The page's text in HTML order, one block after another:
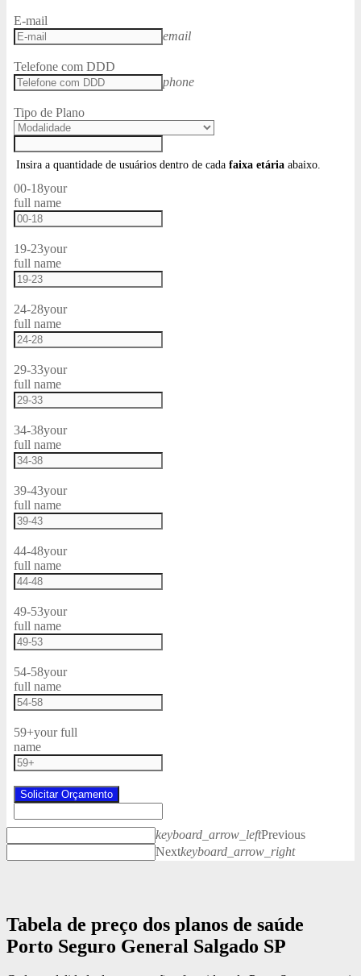
E-mail
email
Telefone com DDD
phone
Tipo de Plano
Insira a quantidade de usuários dentro de cada faixa etária abaixo.
00-18your
full name
19-23your
full name
24-28your
full name
29-33your
full name
34-38your
full name
39-43your
full name
44-48your
full name
49-53your
full name
54-58your
full name
59+your full
name
Solicitar Orçamento
keyboard_arrow_leftPrevious
Nextkeyboard_arrow_right
Tabela de preço dos planos de saúde
Porto Seguro General Salgado SP